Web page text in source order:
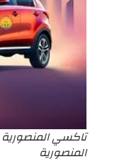
تاكسي
المنصورية